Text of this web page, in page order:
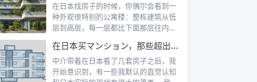
在日本找房子的时候，你偶尔会看到一
种外观很特别的公寓楼：整栋建筑从低
层到高层，每一层都比下面那层往内缩
在日本买マンション，那些超出认知的所有权规则
中介带着在日本看了几套房子之后，我
开始意识到，有一些我默认的直觉认知